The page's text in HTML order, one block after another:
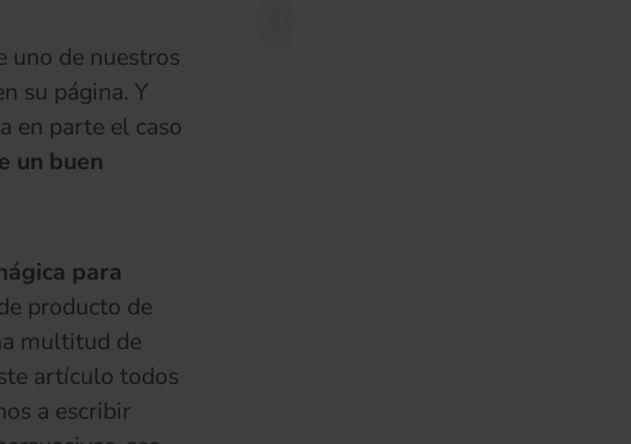
uno de nuestros
su página. Y
en parte el caso
un buen
para
producto de
multitud de
artículo todos
a escribir